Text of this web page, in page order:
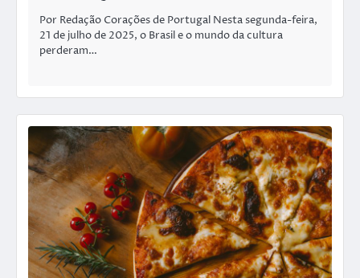
Por Redação Corações de Portugal Nesta segunda-feira,
21 de julho de 2025, o Brasil e o mundo da cultura
perderam…